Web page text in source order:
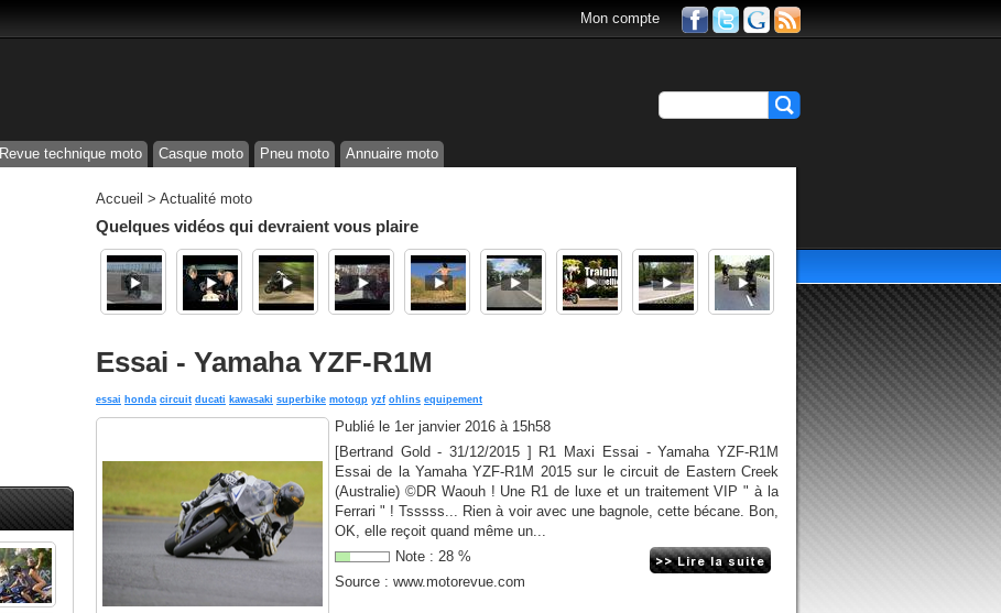
Mon compte
Revue technique moto Casque moto Pneu moto Annuaire moto
Accueil > Actualité moto
Quelques vidéos qui devraient vous plaire
Essai - Yamaha YZF-R1M
essai honda circuit ducati kawasaki superbike motogp yzf ohlins equipement
Publié le 1er janvier 2016 à 15h58
[Bertrand Gold - 31/12/2015 ] R1 Maxi Essai - Yamaha YZF-R1M
Essai de la Yamaha YZF-R1M 2015 sur le circuit de Eastern Creek
(Australie) ©DR Waouh ! Une R1 de luxe et un traitement VIP " à la
Ferrari " ! Tsssss... Rien à voir avec une bagnole, cette bécane. Bon,
OK, elle reçoit quand même un...
Note : 28 %
Source : www.motorevue.com